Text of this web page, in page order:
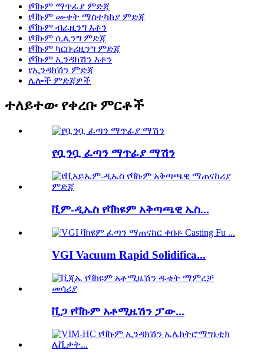
የቫኩም ማጥፊያ ምድጃ
የቫኩም ሙቀት ማስተካከያ ምድጃ
የቫኩም ብራዚንግ እቶን
የቫኩም ሲሊንግ ምድጃ
የቫኩም ካርቡሪዚንግ ምድጃ
የቫኩም ኢንዳክሽን እቶን
የኢንዳክሽን ምድጃ
ሌሎች ምድጃዎች
ተለይተው የቀረቡ ምርቶች
የቧንቧ ፈጣን ማጥፊያ ማሽን
ቪም-ዲኤስ የቫክዩም አቅጣጫዊ ኤስ...
VGI Vacuum Rapid Solidifica...
ቪጋ የቫኩም አቶሚዜሽን ፓው...